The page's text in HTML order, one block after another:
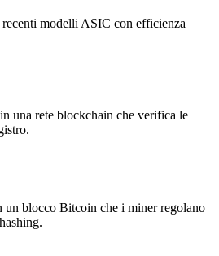
modelli ASIC con efficienza
una rete blockchain che verifica le
un blocco Bitcoin che i miner regolano